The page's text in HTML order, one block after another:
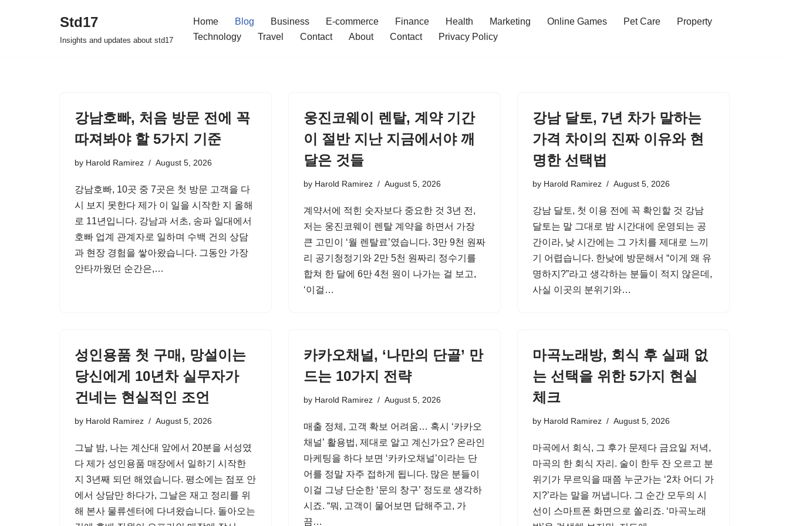
Std17
Insights and updates about std17
Home Blog Business E-commerce Finance Health Marketing Online Games Pet Care
Property
Technology
Travel Contact About Contact Privacy Policy
강남호빠, 처음 방문 전에 꼭
따져봐야 할 5가지 기준
by Harold Ramirez August 5, 2026
강남호빠, 10곳 중 7곳은 첫 방문 고객을 다
시 보지 못한다 제가 이 일을 시작한 지 올해
로 11년입니다. 강남과 서초, 송파 일대에서
호빠 업계 관계자로 일하며 수백 건의 상담
과 현장 경험을 쌓아왔습니다. 그동안 가장
안타까웠던 순간은,…
웅진코웨이 렌탈, 계약 기간
이 절반 지난 지금에서야 깨
달은 것들
by Harold Ramirez August 5, 2026
계약서에 적힌 숫자보다 중요한 것 3년 전,
저는 웅진코웨이 렌탈 계약을 하면서 가장
큰 고민이 ‘월 렌탈료’였습니다. 3만 9천 원짜
리 공기청정기와 2만 5천 원짜리 정수기를
합쳐 한 달에 6만 4천 원이 나가는 걸 보고,
‘이걸…
강남 달토, 7년 차가 말하는
가격 차이의 진짜 이유와 현
명한 선택법
by Harold Ramirez August 5, 2026
강남 달토, 첫 이용 전에 꼭 확인할 것 강남
달토는 말 그대로 밤 시간대에 운영되는 공
간이라, 낮 시간에는 그 가치를 제대로 느끼
기 어렵습니다. 한낮에 방문해서 “이게 왜 유
명하지?”라고 생각하는 분들이 적지 않은데,
사실 이곳의 분위기와…
성인용품 첫 구매, 망설이는
당신에게 10년차 실무자가
건네는 현실적인 조언
by Harold Ramirez August 5, 2026
그날 밤, 나는 계산대 앞에서 20분을 서성였
다 제가 성인용품 매장에서 일하기 시작한
지 3년째 되던 해였습니다. 평소에는 점포 안
에서 상담만 하다가, 그날은 재고 정리를 위
해 본사 물류센터에 다녀왔습니다. 돌아오는
카카오채널, ‘나만의 단골’ 만
드는 10가지 전략
by Harold Ramirez August 5, 2026
매출 정체, 고객 확보 어려움… 혹시 ‘카카오
채널’ 활용법, 제대로 알고 계신가요? 온라인
마케팅을 하다 보면 ‘카카오채널’이라는 단
어를 정말 자주 접하게 됩니다. 많은 분들이
이걸 그냥 단순한 ‘문의 창구’ 정도로 생각하
시죠. “뭐, 고객이 물어보면 답해주고, 가
끔…
마곡노래방, 회식 후 실패 없
는 선택을 위한 5가지 현실
체크
by Harold Ramirez August 5, 2026
마곡에서 회식, 그 후가 문제다 금요일 저녁,
마곡의 한 회식 자리. 술이 한두 잔 오르고 분
위기가 무르익을 때쯤 누군가는 ‘2차 어디 가
지?’라는 말을 꺼냅니다. 그 순간 모두의 시
선이 스마트폰 화면으로 쏠리죠. ‘마곡노래